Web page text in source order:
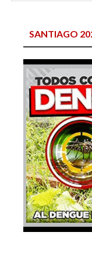
SANTIAGO